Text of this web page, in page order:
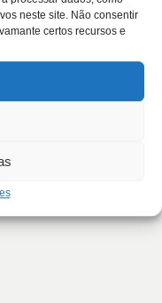
neste site. Não consentir
certos recursos e
2018
Empresa
16 de março.…
- 1, 4470-157 Cidade